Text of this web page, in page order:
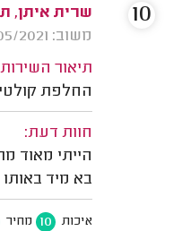
שרית איתן,
משוב: 06/05/2021
תיאור
החלפת
חוות דעת:
הייתי מאוד
בא מיד
איכות 10 מחיר
10